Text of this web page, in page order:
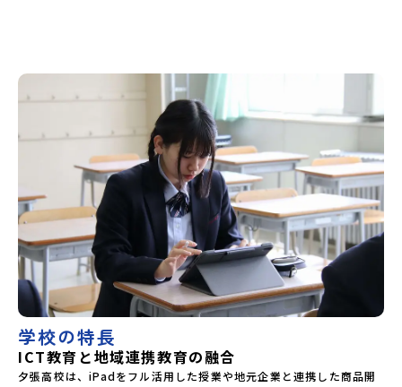
学校の特長
ICT教育と地域連携教育の融合
夕張高校は、iPadをフル活用した授業や地元企業と連携した商品開